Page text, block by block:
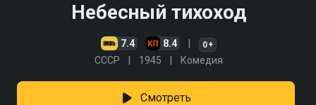
Небесный тихоход
7.4 8.4 0+
СССР 1945 Комедия
Смотреть